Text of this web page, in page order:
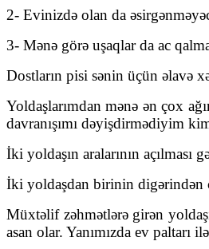
2- Evinizdə olan da
3- Mənə görə uşaqlar da ac
Dostların pisi sənin üçün əlavə
Yoldaşlarımdan mənə ən çox
davranışımı dəyişdirmədiyim
İki yoldaşın aralarının
İki yoldaşdan birinin digərindən
Müxtəlif zəhmətlərə girən
asan olar. Yanımızda ev